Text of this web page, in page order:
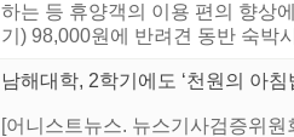
하는 등 휴양객의 이용 편의 향상
기) 98,000원에 반려견 동반 숙박
남해대학, 2학기에도 ‘천원의 아침
[어니스트뉴스. 뉴스기사검증위